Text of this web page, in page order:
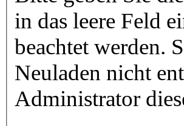
in das leere Feld
beachtet werden.
Neuladen nicht
Administrator